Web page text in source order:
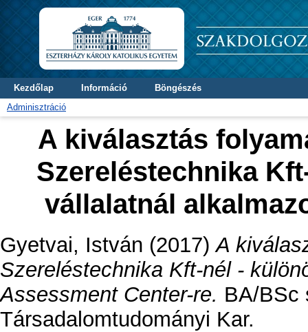
Kezdőlap Információ
Böngészés
Adminisztráció
A kiválasztás
Szereléstechnika
vállalatnál
Gyetvai, István (2017)A
Szereléstechnika Kft-nél -
Assessment Center-re. BA/BSc
Társadalomtudományi Kar.